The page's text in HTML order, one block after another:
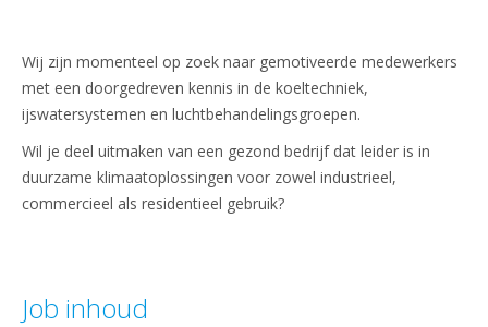
Wij zijn momenteel op zoek naar gemotiveerde medewerkers
met een doorgedreven kennis in de koeltechniek,
ijswatersystemen en luchtbehandelingsgroepen.
Wil je deel uitmaken van een gezond bedrijf dat leider is in
duurzame klimaatoplossingen voor zowel industrieel,
commercieel als residentieel gebruik?
Job inhoud